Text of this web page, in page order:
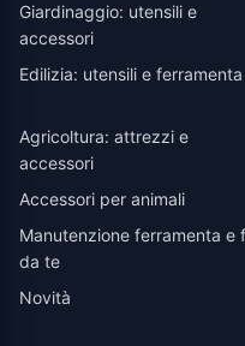
Giardinaggio: utensili e
accessori
Edilizia: utensili e ferramenta
Agricoltura: attrezzi e
accessori
Accessori per animali
Manutenzione ferramenta e
da te
Novità